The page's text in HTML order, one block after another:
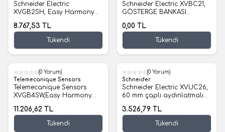
Schneider Electric
XVGB2SH, Easy Harmony
Ø60, kırmızı yeşil, sabit ışıklı,
buzzer, alüminyum tüp
montajı ve sabitleme levhalı,
8.767,53 TL
Tükendi
Schneider Electric XVBC21,
GÖSTERGE BANKASI
70MM+SEÇENEKLER
0,00 TL
Tükendi
(0 Yorum)
Telemecanique Sensors
Telemecanique Sensors
XVGB4SW,Easy Harmony
Ø60, kırmızı turuncu yeşil
mavi, sabit ışıklı, buzzer,
taban montajı, IP42, 24 V
11.206,62 TL
Tükendi
(0 Yorum)
Schneider
Schneider Electric XVUC26,
60 mm çaplı aydınlatmalı
IP65 - 24 V
3.526,79 TL
Tükendi